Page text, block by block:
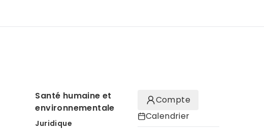
Santé humaine et
environnementale
Juridique
Compte
Calendrier